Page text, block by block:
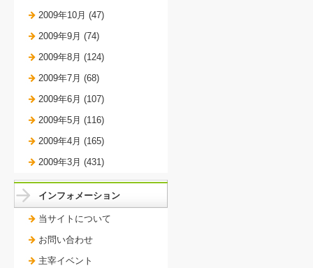
2009年10月 (47)
2009年9月 (74)
2009年8月 (124)
2009年7月 (68)
2009年6月 (107)
2009年5月 (116)
2009年4月 (165)
2009年3月 (431)
インフォメーション
当サイトについて
お問い合わせ
主宰イベント